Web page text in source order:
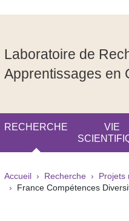
Laboratoire de
Apprentissages en
RECHERCHE
VIE
Fil d'Ariane
Accueil Recherche
Projets
France Compétences